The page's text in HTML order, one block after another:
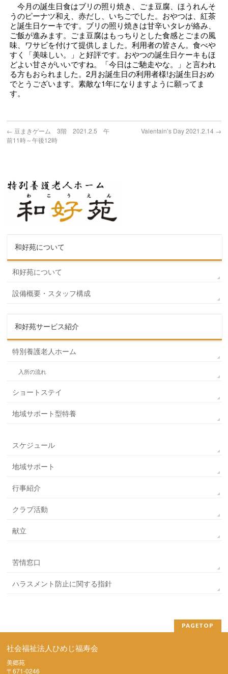
今月の誕生日食はブリの照り焼き、ごま豆腐、ほうれんそ
うのピーナツ和え、赤だし、いちごでした。おやつは、紅茶
と誕生日ケーキです。ブリの照り焼きは甘辛いタレが絡み、
ご飯が進みます。ごま豆腐はもっちりとした食感とごまの風
味、ワサビを付けて提供しました。利用者の皆さん。食べや
すく「美味しい。」と好評です。おやつの誕生日ケーキもほ
どよい甘さがいいですね。「今日はご馳走やな。」と言われ
る方もおられました。2月お誕生日の利用者様!お誕生日おめ
でとうございます。素敵な1年になりますように願ってま
す。
← 豆まきゲーム 3階 2021.2.5 午
前11時～午後12時
Valentain’s Day 2021.2.14 →
和好苑について
和好苑について
設備概要・スタッフ構成
和好苑サービス紹介
特別養護老人ホーム
入所の流れ
ショートステイ
地域サポート型特養
スケジュール
地域サポート
行事紹介
クラブ活動
献立
苦情窓口
ハラスメント防止に関する指針
PAGETOP
社会福祉法人ひめじ福寿会
美郷苑
〒671-0246